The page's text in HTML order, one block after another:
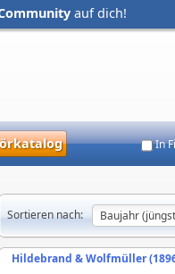
auf dich!
In
Sortieren nach:
Hildebrand & Wolfmüller